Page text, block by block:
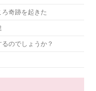
奇跡を起きた
のでしょうか？